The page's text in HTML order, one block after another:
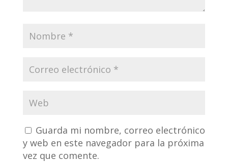
Guarda mi nombre, correo electrónico
y web en este navegador para la próxima
vez que comente.